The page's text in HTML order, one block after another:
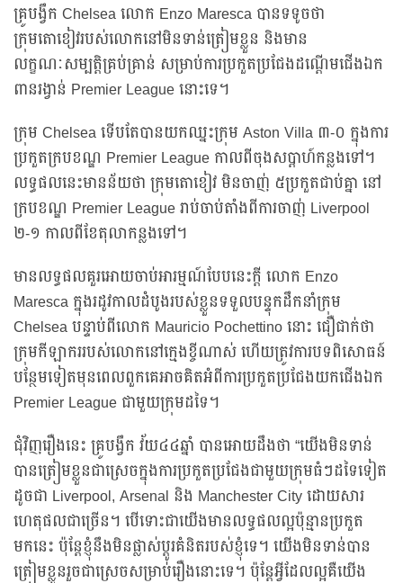
គ្រូបង្វឹក Chelsea លោក Enzo Maresca បានទទូចថា
ក្រុមតោខៀវរបស់លោកនៅមិនទាន់ត្រៀមខ្លួន និងមាន
លក្ខណៈសម្បត្តិគ្រប់គ្រាន់ សម្រាប់ការប្រកួតប្រជែងដណ្តើមជើងឯក
ពានរង្វាន់ Premier League នោះទេ។
ក្រុម Chelsea ទើបតែបានយកឈ្នះក្រុម Aston Villa ៣-០ ក្នុងការ
ប្រកួតក្របខណ្ឌ Premier League កាលពីចុងសប្តាហ៍កន្លងទៅ។
លទ្ធផលនេះមានន័យថា ក្រុមតោខៀវ មិនចាញ់ ៥ប្រកួតជាប់គ្នា នៅ
ក្របខណ្ឌ Premier League រាប់ចាប់តាំងពីការចាញ់ Liverpool
២-១ កាលពីខែតុលាកន្លងទៅ។
មានលទ្ធផលគួរអោយចាប់អារម្មណ៍បែបនេះក្តី លោក Enzo
Maresca ក្នុងរដូវកាលដំបូងរបស់ខ្លួនទទួលបន្ទុកដឹកនាំក្រុម
Chelsea បន្ទាប់ពីលោក Mauricio Pochettino នោះ ជឿជាក់ថា
ក្រុមកីឡាកររបស់លោកនៅក្មេងខ្ចីណាស់ ហើយត្រូវការបទពិសោធន៍
បន្ថែមទៀតមុនពេលពួកគេអាចគិតអំពីការប្រកួតប្រជែងយកជើងឯក
Premier League ជាមួយក្រុមដទៃ។
ជុំវិញរឿងនេះ គ្រូបង្វឹក វ័យ៤៤ឆ្នាំ បានអោយដឹងថា “យើងមិនទាន់
បានត្រៀមខ្លួនជាស្រេចក្នុងការប្រកួតប្រជែងជាមួយក្រុមធំៗដទៃទៀត
ដូចជា Liverpool, Arsenal និង Manchester City ដោយសារ
ហេតុផលជាច្រើន។ បើទោះជាយើងមានលទ្ធផលល្អប៉ុន្មានប្រកួត
មកនេះ ប៉ុន្តែខ្ញុំនឹងមិនផ្លាស់ប្តូរគំនិតរបស់ខ្ញុំទេ។ យើងមិនទាន់បាន
ត្រៀមខ្លួនរួចជាស្រេចសម្រាប់រឿងនោះទេ។ ប៉ុន្តែអ្វីដែលល្អគឺយើង